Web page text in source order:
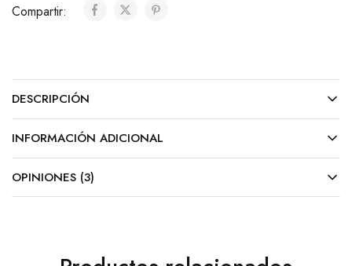
Compartir:
DESCRIPCIÓN
INFORMACIÓN ADICIONAL
OPINIONES (3)